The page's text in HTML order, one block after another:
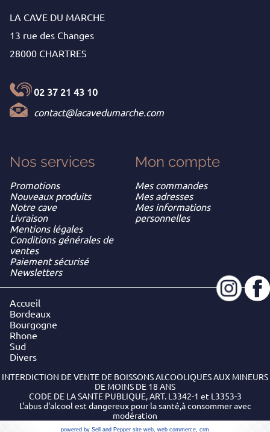
LA CAVE DU MARCHE
13 rue des Changes
28000 CHARTRES
02 37 21 43 10
contact@lacavedumarche.com
Nos services
Promotions
Nouveaux produits
Notre cave
Livraison
Mentions légales
Conditions générales de
ventes
Paiement sécurisé
Newsletters
Mon compte
Mes commandes
Mes adresses
Mes informations
personnelles
Accueil
Bordeaux
Bourgogne
Rhone
Sud
Divers
INTERDICTION DE VENTE DE BOISSONS ALCOOLIQUES AUX MINEURS
DE MOINS DE 18 ANS
CODE DE LA SANTE PUBLIQUE, ART. L3342-1 et L3353-3
L'abus d'alcool est dangereux pour la santé,à consommer avec
modération
powered by Sell and Pepper site web, web commerce, crm